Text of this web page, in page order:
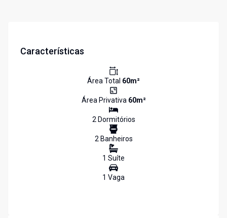
Características
Área Total 60m²
Área Privativa 60m²
2Dormitórios
2Banheiros
1 Suíte
1 Vaga